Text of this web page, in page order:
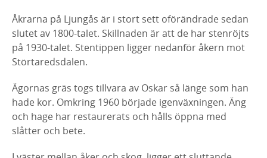
Åkrarna på Ljungås är i stort sett oförändrade sedan
slutet av 1800-talet. Skillnaden är att de har stenröjts
på 1930-talet. Stentippen ligger nedanför åkern mot
Störtaredsdalen.
Ägornas gräs togs tillvara av Oskar så länge som han
hade kor. Omkring 1960 började igenväxningen. Äng
och hage har restaurerats och hålls öppna med
slåtter och bete.